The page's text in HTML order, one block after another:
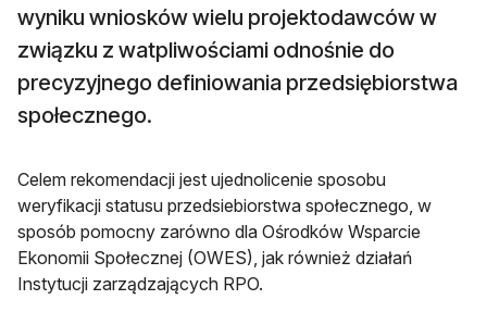
wyniku wniosków wielu projektodawców w
związku z watpliwościami odnośnie do
precyzyjnego definiowania przedsiębiorstwa
społecznego.
Celem rekomendacji jest ujednolicenie sposobu
weryfikacji statusu przedsiebiorstwa społecznego, w
sposób pomocny zarówno dla Ośrodków Wsparcie
Ekonomii Społecznej (OWES), jak również działań
Instytucji zarządzających RPO.